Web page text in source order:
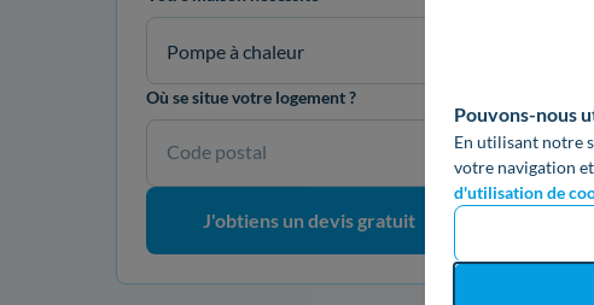
Pouvons-nous
En utilisant notre
votre navigation
d'utilisation de
Pompe à chaleur
Où se situe votre logement ?
Code postal
J'obtiens un devis gratuit